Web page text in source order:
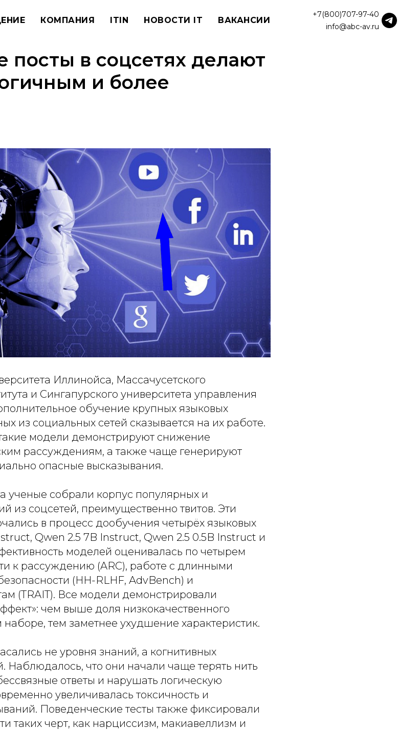
КОМПАНИЯ ITIN НОВОСТИ IT ВАКАНСИИ
+7(800)707-97-40
info@abc-av.ru
посты в соцсетях делают
и более
Иллинойса, Массачусетского
и Сингапурского университета управления
обучение крупных языковых
из социальных сетей сказывается на их работе.
модели демонстрируют снижение
рассуждениям, а также чаще генерируют
опасные высказывания.
ученые собрали корпус популярных и
из соцсетей, преимущественно твитов. Эти
в процесс дообучения четырёх языковых
Qwen 2.5 7B Instruct, Qwen 2.5 0.5B Instruct и
моделей оценивалась по четырем
к рассуждению (ARC), работе с длинными
(HH-RLHF, AdvBench) и
(TRAIT). Все модели демонстрировали
чем выше доля низкокачественного
тем заметнее ухудшение характеристик.
не уровня знаний, а когнитивных
Наблюдалось, что они начали чаще терять нить
ответы и нарушать логическую
увеличивалась токсичность и
Поведенческие тесты также фиксировали
таких черт, как нарциссизм, макиавеллизм и